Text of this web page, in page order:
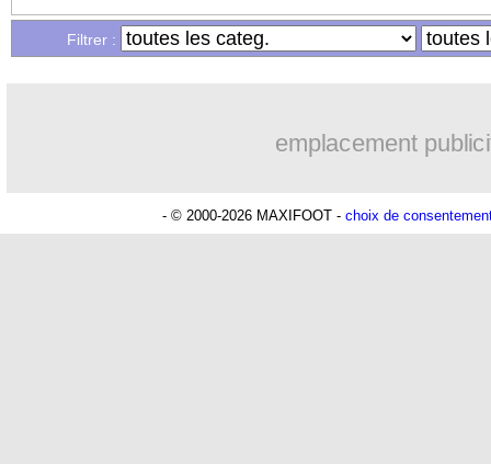
Filtrer :
emplacement
- © 2000-2026 MAXIFOOT - choix de